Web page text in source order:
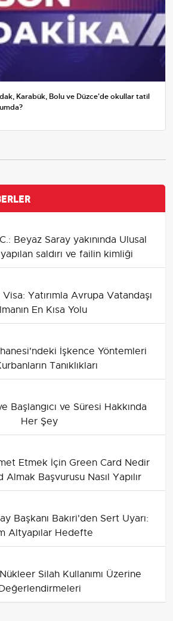
Karabük, Bolu ve Düzce'de okullar tatil
Beyaz Saray yakınında Ulusal
saldırı ve failin kimliği
Yatırımla Avrupa Vatandaşı
En Kısa Yolu
İşkence Yöntemleri
Tanıklıkları
Başlangıcı ve Süresi Hakkında
Her Şey
Etmek İçin Green Card Nedir
Başvurusu Nasıl Yapılır
Başkanı Bakıri'den Sert Uyarı:
Altyapılar Hedefte
Silah Kullanımı Üzerine